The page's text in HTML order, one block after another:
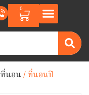
0
ที่นอน/ ที่นอนปิ